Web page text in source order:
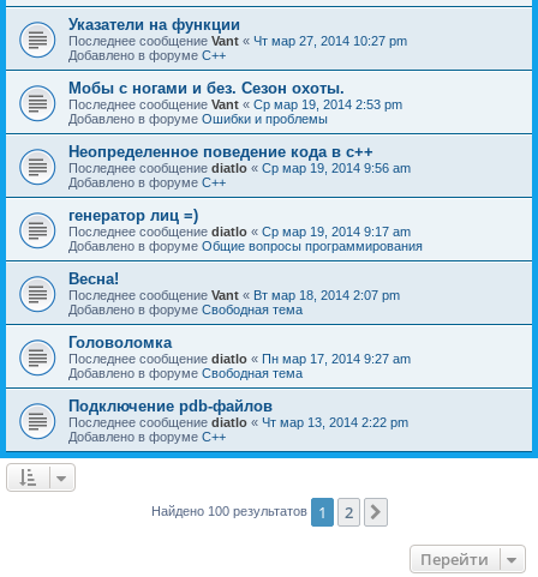
Указатели на функции
Последнее сообщение Vant « Чт мар 27, 2014 10:27 pm
Добавлено в форуме C++
Мобы с ногами и без. Сезон охоты.
Последнее сообщение Vant « Ср мар 19, 2014 2:53 pm
Добавлено в форуме Ошибки и проблемы
Неопределенное поведение кода в c++
Последнее сообщение diatlo « Ср мар 19, 2014 9:56 am
Добавлено в форуме C++
генератор лиц =)
Последнее сообщение diatlo « Ср мар 19, 2014 9:17 am
Добавлено в форуме Общие вопросы программирования
Весна!
Последнее сообщение Vant « Вт мар 18, 2014 2:07 pm
Добавлено в форуме Свободная тема
Головоломка
Последнее сообщение diatlo « Пн мар 17, 2014 9:27 am
Добавлено в форуме Свободная тема
Подключение pdb-файлов
Последнее сообщение diatlo « Чт мар 13, 2014 2:22 pm
Добавлено в форуме C++
Найдено 100 результатов 1 2
Перейти